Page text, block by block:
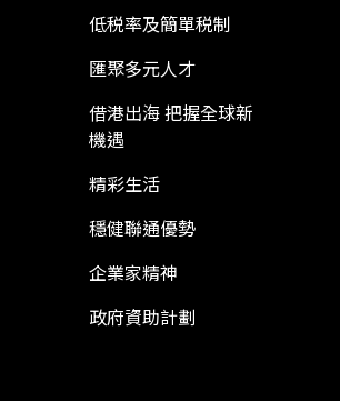
低税率及簡單税制
匯聚多元人才
借港出海 把握全球新
機遇
精彩生活
穩健聯通優勢
企業家精神
政府資助計劃